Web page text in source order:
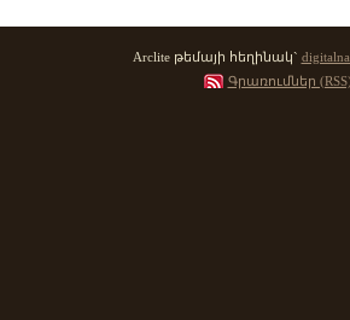
Arclite թեմայի հեղինակ`
Գրառումներ